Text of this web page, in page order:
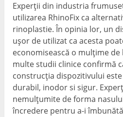
Experții din industria
utilizarea RhinoFix ca
rinoplastie. În opinia lor, un
ușor de utilizat ca acesta
economisească o mulțime de
multe studii clinice confirmă
construcția dispozitivului
durabil, inodor si sigur.
nemulțumite de forma
încredere pentru a-i